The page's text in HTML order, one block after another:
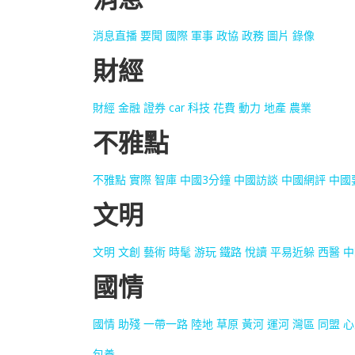
消息直播 要聞 國際 軍事 政協 政務 圖片 錄像
財經
財經 金融 證券 car科技 花費 動力 地產 農業
不雅點
不雅點 實際 智庫 中國3分鐘 中國訪談 中國網評 中國
文明
文明 文創 藝術 時髦 游玩 鐵路 悅讀 平易近躲 西醫
國情
國情 助殘 一帶一路 陸地 草原 黃河 運河 灣區 同盟